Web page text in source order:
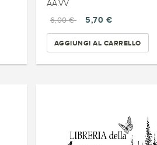
AA.VV
6,00 €
5,70 €
AGGIUNGI AL CARRELLO